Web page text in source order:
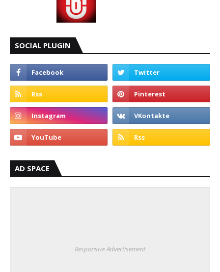
SOCIAL PLUGIN
AD SPACE
Responsive Advertisement